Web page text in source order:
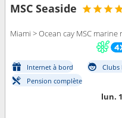
MSC Seaside
Miami > Ocean cay MSC marine
Internet à bord Clubs
Pension complète
lun.